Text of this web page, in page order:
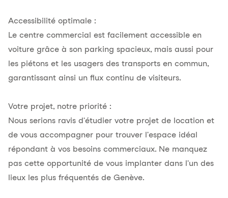
Accessibilité optimale :
Le centre commercial est facilement accessible en
voiture grâce à son parking spacieux, mais aussi pour
les piétons et les usagers des transports en commun,
garantissant ainsi un flux continu de visiteurs.
Votre projet, notre priorité :
Nous serions ravis d'étudier votre projet de location et
de vous accompagner pour trouver l'espace idéal
répondant à vos besoins commerciaux. Ne manquez
pas cette opportunité de vous implanter dans l'un des
lieux les plus fréquentés de Genève.